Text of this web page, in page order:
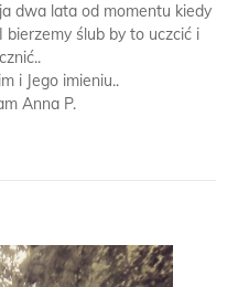
dwa lata od momentu kiedy
bierzemy ślub by to uczcić i
i Jego imieniu..
Anna P.